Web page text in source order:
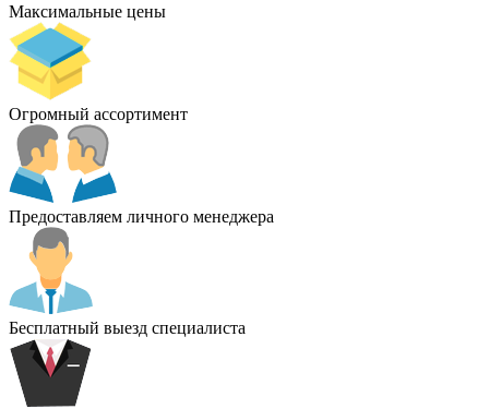
Максимальные цены
Огромный ассортимент
Предоставляем личного менеджера
Бесплатный выезд специалиста